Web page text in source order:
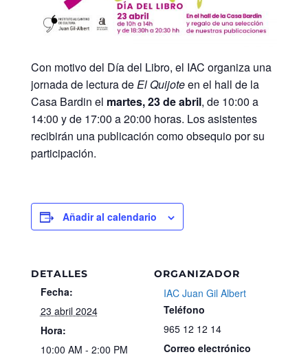
Con motivo del Día del Libro, el IAC organiza una
jornada de lectura deEl Quijoteen el hall de la
Casa Bardin el martes, 23 de abril, de 10:00 a
14:00 y de 17:00 a 20:00 horas. Los asistentes
recibirán una publicación como obsequio por su
participación.
Añadir al calendario
DETALLES
Fecha:
23 abril 2024
Hora:
10:00 AM - 2:00 PM
ORGANIZADOR
IAC Juan Gil Albert
Teléfono
965 12 12 14
Correo electrónico